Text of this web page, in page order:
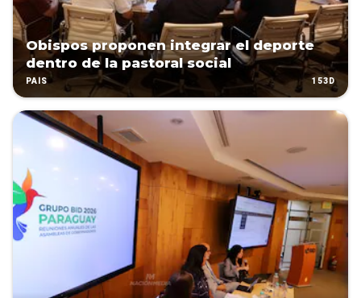
Obispos proponen integrar el deporte
dentro de la pastoral social
PAÍS 153D